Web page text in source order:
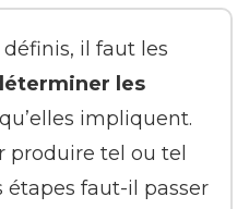
il faut les
les
qu’elles impliquent.
produire tel ou tel
étapes faut-il passer